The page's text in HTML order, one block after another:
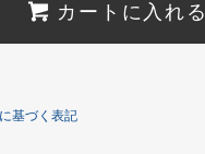
カートに入れる
基づく表記